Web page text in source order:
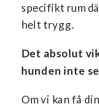
specifikt rum
helt trygg.
Det absolut
hunden inte
Om vi kan få